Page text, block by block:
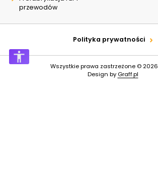
przewodów
Polityka prywatności
Wszystkie prawa zastrzeżone © 2026
Design by Graff.pl